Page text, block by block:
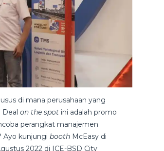
di mana perusahaan yang
Dealon the spot ini adalah promo
perangkat manajemen
Ayo kunjungibooth McEasy di
2022 di ICE-BSD City